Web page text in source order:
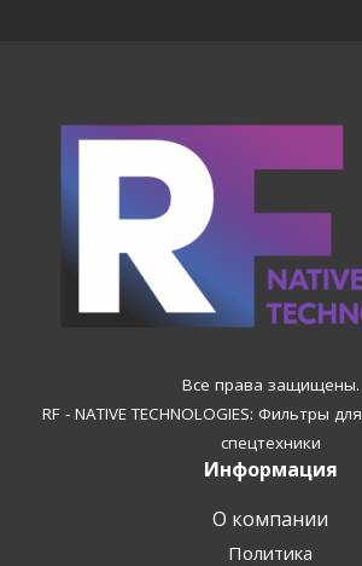
Все права защищены.
RF - NATIVE TECHNOLOGIES: Фильтры
спецтехники
Информация
О компании
Политика